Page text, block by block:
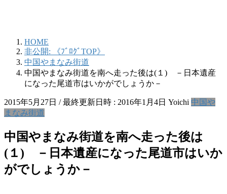
HOME
非公開: 《ﾌﾞﾛｸﾞTOP》
中国やまなみ街道
中国やまなみ街道を南へ走った後は(１) －日本遺産
になった尾道市はいかがでしょうか－
2015年5月27日 / 最終更新日時 : 2016年1月4日 Yoichi 中国や
まなみ街道
中国やまなみ街道を南へ走った後は
(１) －日本遺産になった尾道市はいか
がでしょうか－